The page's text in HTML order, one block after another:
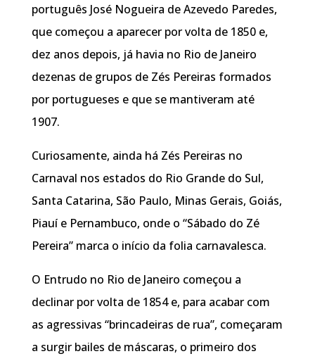
português José Nogueira de Azevedo Paredes,
que começou a aparecer por volta de 1850 e,
dez anos depois, já havia no Rio de Janeiro
dezenas de grupos de Zés Pereiras formados
por portugueses e que se mantiveram até
1907.
Curiosamente, ainda há Zés Pereiras no
Carnaval nos estados do Rio Grande do Sul,
Santa Catarina, São Paulo, Minas Gerais, Goiás,
Piauí e Pernambuco, onde o “Sábado do Zé
Pereira” marca o início da folia carnavalesca.
O Entrudo no Rio de Janeiro começou a
declinar por volta de 1854 e, para acabar com
as agressivas “brincadeiras de rua”, começaram
a surgir bailes de máscaras, o primeiro dos